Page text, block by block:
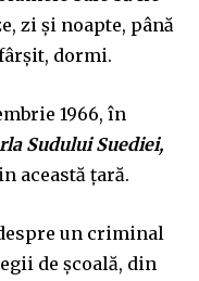
zi și noapte, până
dormi.
1966, în
Sudului Suediei,
această țară.
un criminal
de școală, din